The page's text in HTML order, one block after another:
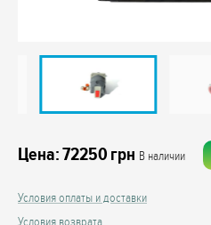
Цена:72250 грн В наличии
Условия оплаты и доставки